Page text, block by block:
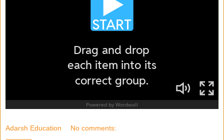
Adarsh Education No comments: